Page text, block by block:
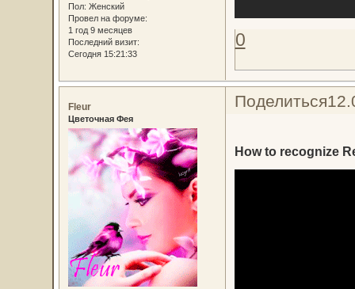
Пол: Женский
Провел на форуме:
1 год 9 месяцев
Последний визит:
Сегодня 15:21:33
0
Поделиться
Fleur
Цветочная Фея
How to recognize